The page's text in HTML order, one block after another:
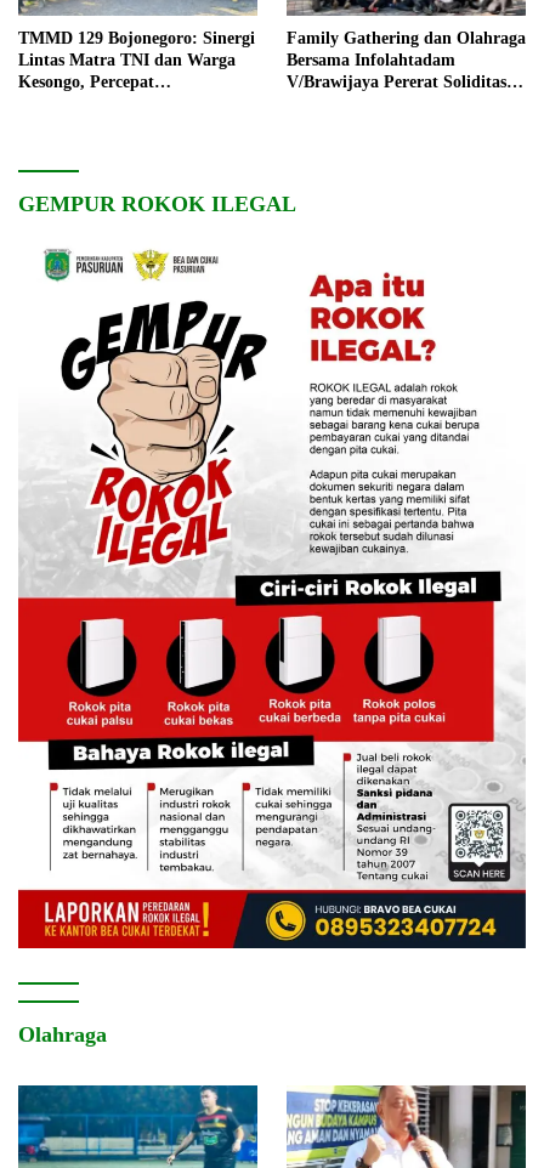
TMMD 129 Bojonegoro: Sinergi
Lintas Matra TNI dan Warga
Kesongo, Percepat
Family Gathering dan Olahraga
Bersama Infolahtadam
V/Brawijaya Pererat Soliditas
GEMPUR ROKOK ILEGAL
Olahraga